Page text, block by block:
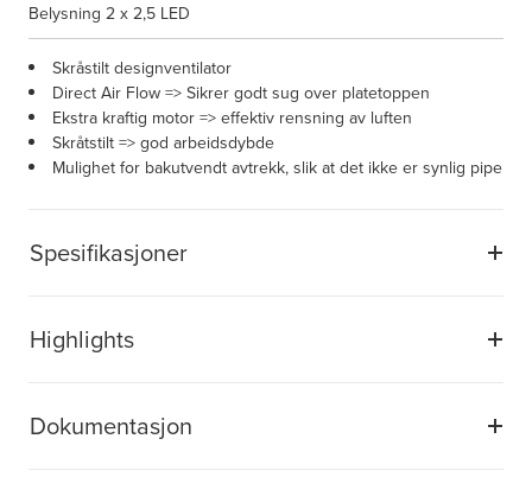
Spesifikasjoner
Highlights
Dokumentasjon
Belysning 2 x 2,5 LED
Skråstilt designventilator
Direct Air Flow => Sikrer godt sug over platetoppen
Ekstra kraftig motor => effektiv rensning av luften
Skråtstilt => god arbeidsdybde
Mulighet for bakutvendt avtrekk, slik at det ikke er synlig pipe